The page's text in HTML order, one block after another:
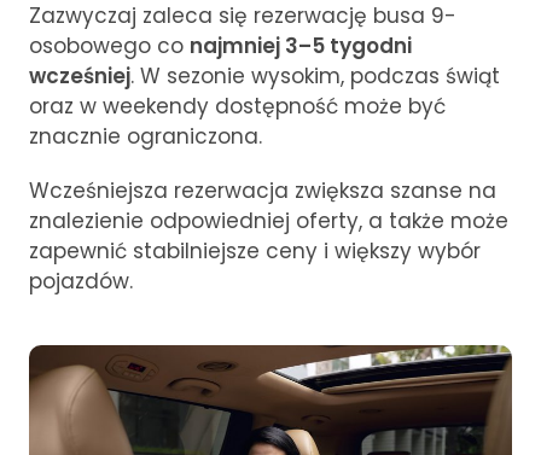
Zazwyczaj zaleca się rezerwację busa 9-
osobowego co najmniej 3–5 tygodni
wcześniej. W sezonie wysokim, podczas świąt
oraz w weekendy dostępność może być
znacznie ograniczona.
Wcześniejsza rezerwacja zwiększa szanse na
znalezienie odpowiedniej oferty, a także może
zapewnić stabilniejsze ceny i większy wybór
pojazdów.